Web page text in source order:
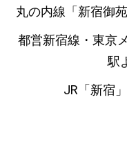
丸の内線「新宿御
都営新宿線・東京
駅
JR「新宿